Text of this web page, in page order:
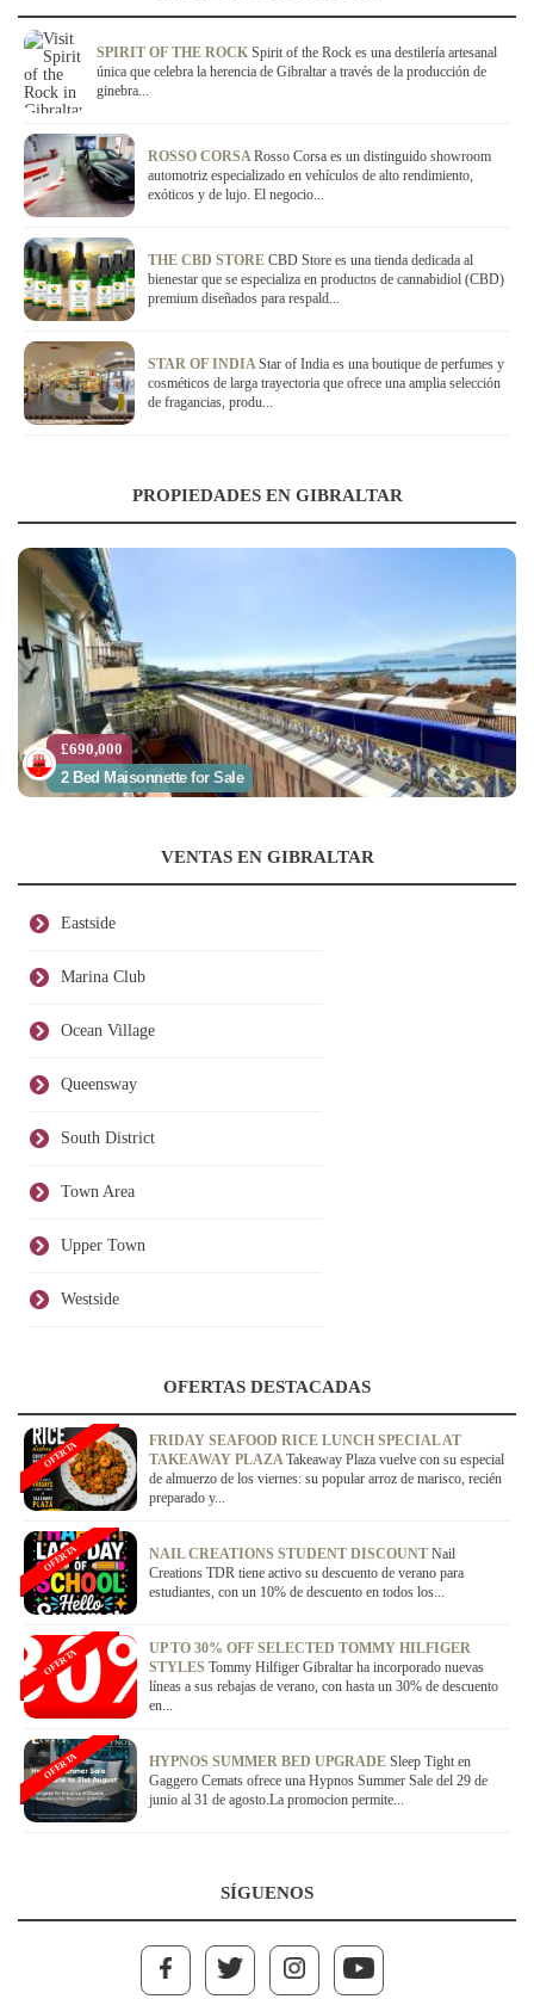
SPIRIT OF THE ROCK Spirit of the Rock es una destilería artesanal
única que celebra la herencia de Gibraltar a través de la producción de
ginebra...
ROSSO CORSA Rosso Corsa es un distinguido showroom
automotriz especializado en vehículos de alto rendimiento,
exóticos y de lujo. El negocio...
THE CBD STORE CBD Store es una tienda dedicada al
bienestar que se especializa en productos de cannabidiol (CBD)
premium diseñados para respald...
STAR OF INDIA Star of India es una boutique de perfumes y
cosméticos de larga trayectoria que ofrece una amplia selección
de fragancias, produ...
PROPIEDADES EN GIBRALTAR
£690,000
2 Bed Maisonnette for Sale
VENTAS EN GIBRALTAR
Eastside
Marina Club
Ocean Village
Queensway
South District
Town Area
Upper Town
Westside
OFERTAS DESTACADAS
FRIDAY SEAFOOD RICE LUNCH SPECIAL AT
TAKEAWAY PLAZA Takeaway Plaza vuelve con su especial
de almuerzo de los viernes: su popular arroz de marisco, recién
preparado y...
OFERTA
NAIL CREATIONS STUDENT DISCOUNT Nail
Creations TDR tiene activo su descuento de verano para
estudiantes, con un 10% de descuento en todos los...
OFERTA
UP TO 30% OFF SELECTED TOMMY HILFIGER
STYLES Tommy Hilfiger Gibraltar ha incorporado nuevas
líneas a sus rebajas de verano, con hasta un 30% de descuento
en...
OFERTA
HYPNOS SUMMER BED UPGRADE Sleep Tight en
Gaggero Cemats ofrece una Hypnos Summer Sale del 29 de
junio al 31 de agosto.La promocion permite...
OFERTA
SÍGUENOS